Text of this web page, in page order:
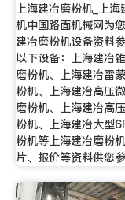
上海建冶磨粉机_上海
机中国路面机械网为
建冶磨粉机设备资料
以下设备：上海建冶
磨粉机、上海建冶雷
粉机、上海建冶高压
磨粉机、上海建冶高
粉机、上海建冶大型
粉机等上海建冶磨粉
片、报价等资料供您参